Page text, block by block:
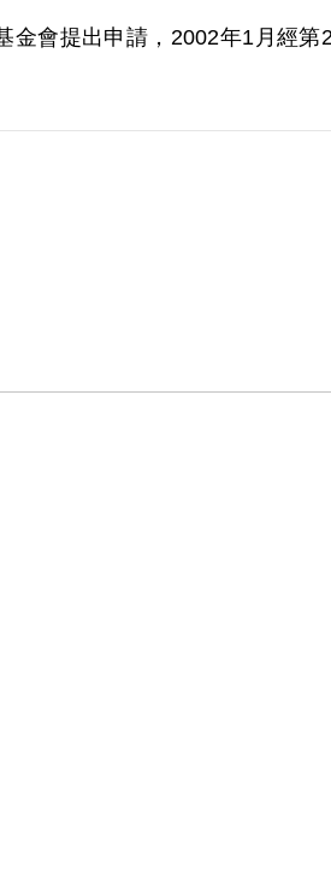
金會提出申請，2002年1月經
蘇文安之證述為據。惟其於偵